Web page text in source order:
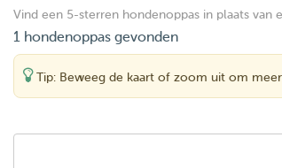
Vind een 5-sterren hondenoppas in plaats
1 hondenoppas gevonden
Tip: Beweeg de kaart of zoom uit om